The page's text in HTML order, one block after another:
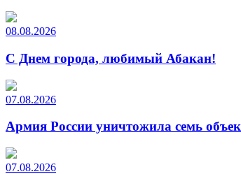
08.08.2026
С Днем города, любимый Абакан!
07.08.2026
Армия России уничтожила семь
07.08.2026